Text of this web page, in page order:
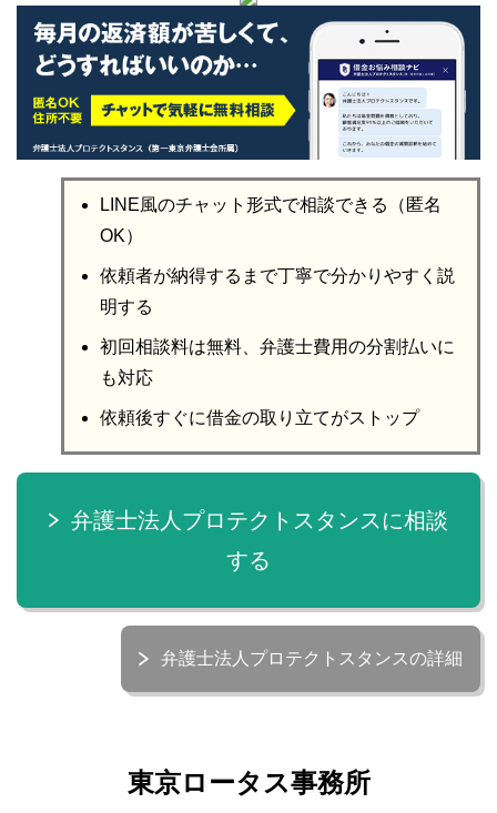
LINE風のチャット形式で相談できる（匿名
OK）
依頼者が納得するまで丁寧で分かりやすく説
明する
初回相談料は無料、弁護士費用の分割払いに
も対応
依頼後すぐに借金の取り立てがストップ
弁護士法人プロテクトスタンスに相談
する
弁護士法人プロテクトスタンスの詳細
東京ロータス事務所